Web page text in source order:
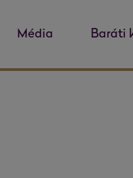
Média Baráti